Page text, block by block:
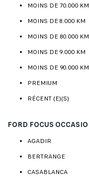
MOINS DE 70.000 KM
MOINS DE 8.000 KM
MOINS DE 80.000 KM
MOINS DE 9.000 KM
MOINS DE 90.000 KM
PREMIUM
RÉCENT (E)(S)
FORD FOCUS
AGADIR
BERTRANGE
CASABLANCA